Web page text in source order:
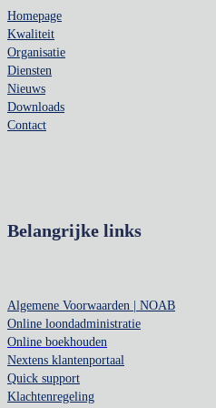
Homepage
Kwaliteit
Organisatie
Diensten
Nieuws
Downloads
Contact
Belangrijke links
Algemene Voorwaarden | NOAB
Online loondadministratie
Online boekhouden
Nextens klantenportaal
Quick support
Klachtenregeling